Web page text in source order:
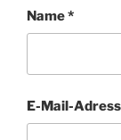
Name*
E-Mail-